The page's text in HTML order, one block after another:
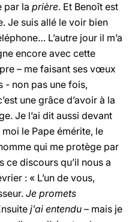
par la prière. Et Benoît est
Je suis allé le voir bien
L’autre jour il m’a
encore avec cette
– me faisant ses vœux
- non pas une fois,
une grâce d’avoir à la
Je l’ai dit aussi devant
le Pape émérite, le
qui me protège par
ce discours qu’il nous a
: « L’un de vous,
Je promets
j’ai entendu – mais je